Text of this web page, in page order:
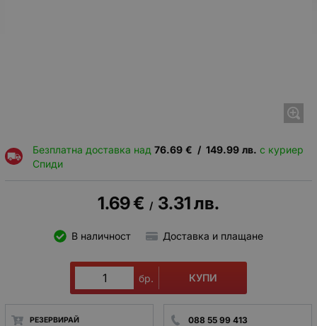
Безплатна доставка над 76.69 € / 149.99 лв. с куриер
Спиди
1.69€ / 3.31лв.
В наличност Доставка и плащане
бр. КУПИ
РЕЗЕРВИРАЙ 088 55 99 413